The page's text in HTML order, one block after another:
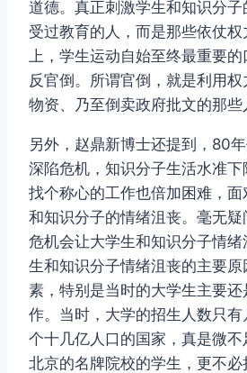
道德。真正刺激学生和知识分
受过教育的人，而是那些依仗
上，学生运动自始至终最重要的
反官倒。所谓官倒，就是利用
物资、乃至倒卖政府批文的那些
另外，赵鼎新博士还提到，80
深陷危机，知识分子生活水准
找个称心的工作也倍加困难，
和知识分子的情绪沮丧。毫无
危机会让大学生和知识分子情
生和知识分子情绪沮丧的主要
素，特别是当时的大学生主要还
作。当时，大学的招生人数只
个十几亿人口的国家，真是微
北京的名牌院校的学生，更不